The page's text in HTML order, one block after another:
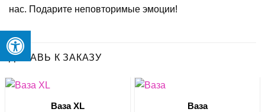
нас. Подарите неповторимые эмоции!
ДОБАВЬ К ЗАКАЗУ
Ваза XL Ваза